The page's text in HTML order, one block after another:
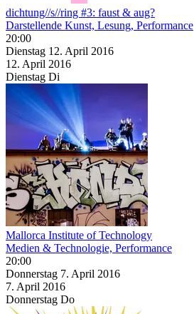
dichtung//s//ring #3: faust & aug?
Darstellende Kunst, Lesung, Performance
20:00
Dienstag 12. April 2016
12. April 2016
Dienstag Di
Mallorca Institute of Technology
Medien & Technologie, Performance
20:00
Donnerstag 7. April 2016
7. April 2016
Donnerstag Do